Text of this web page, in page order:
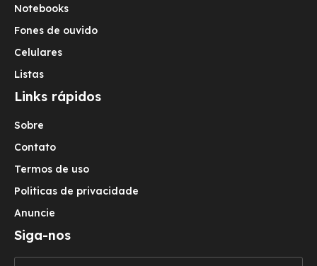
Notebooks
Fones de ouvido
Celulares
Listas
Links rápidos
Sobre
Contato
Termos de uso
Politicas de privacidade
Anuncie
Siga-nos